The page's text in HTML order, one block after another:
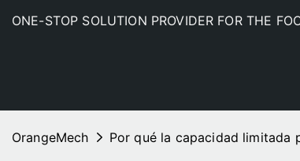
ONE-STOP SOLUTION PROVIDER FOR THE
OrangeMech Por qué la capacidad limitada